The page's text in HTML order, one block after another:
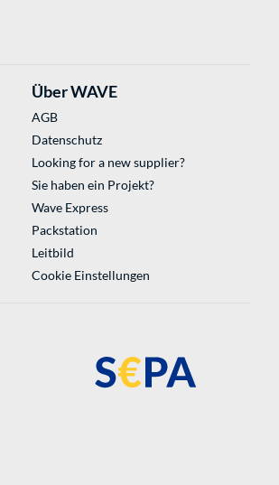
Über WAVE
AGB
Datenschutz
Looking for a new supplier?
Sie haben ein Projekt?
Wave Express
Packstation
Leitbild
Cookie Einstellungen